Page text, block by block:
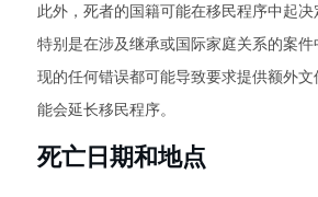
此外，死者的国籍可能在移民程序中起决
特别是在涉及继承或国际家庭关系的案
现的任何错误都可能导致要求提供额外
能会延长移民程序。
死亡日期和地点